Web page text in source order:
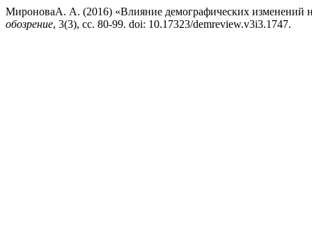
МироноваА. А. (2016) «Влияние демографических изменений
обозрение, 3(3), сс. 80-99. doi: 10.17323/demreview.v3i3.1747.